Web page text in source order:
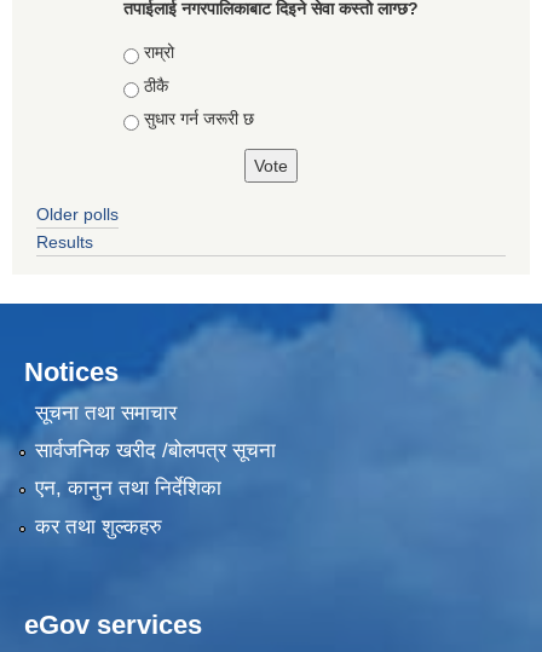
तपाईलाई नगरपालिकाबाट दिइने सेवा कस्तो लाग्छ?
Choices
राम्रो
ठीकै
सुधार गर्न जरूरी छ
Older polls
Results
Notices
सूचना तथा समाचार
सार्वजनिक खरीद /बोलपत्र सूचना
एन, कानुन तथा निर्देशिका
कर तथा शुल्कहरु
eGov services